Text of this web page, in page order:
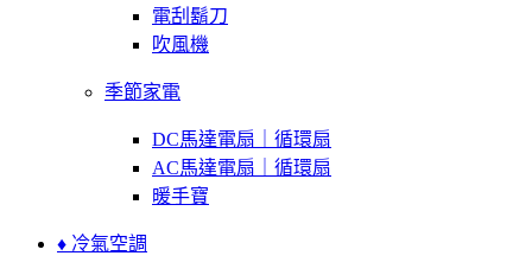
電刮鬍刀
吹風機
季節家電
DC馬達電扇｜循環扇
AC馬達電扇｜循環扇
暖手寶
♦ 冷氣空調